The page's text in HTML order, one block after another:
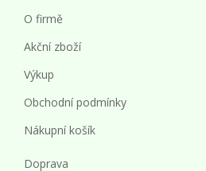
O firmě
Akční zboží
Výkup
Obchodní podmínky
Nákupní košík
Doprava